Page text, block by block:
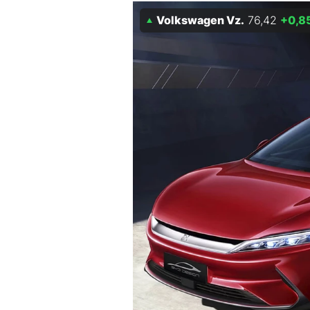
Mein B:O
Mein Konto
Volkswagen Vz. 76,42